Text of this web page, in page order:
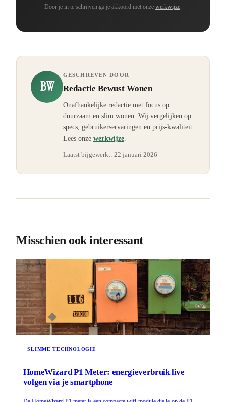
Door je in te schrijven ga je akkoord met onze werkwijze
BW
GESCHREVEN DOOR
Redactie Bewust Wonen
Onafhankelijke redactie met focus op
duurzaam en slim wonen. Wij vergelijken op
specs, gebruikerservaringen en prijs-kwaliteit.
Lees onze werkwijze
Laatst bijgewerkt: 22 januari 2026
Misschien ook interessant
SLIMME TECHNOLOGIE
HomeWizard P1 Meter: energieverbruik live
volgen via je smartphone